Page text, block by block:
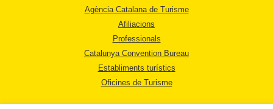
Agència Catalana de Turisme
Afiliacions
Professionals
Catalunya Convention Bureau
Establiments turístics
Oficines de Turisme